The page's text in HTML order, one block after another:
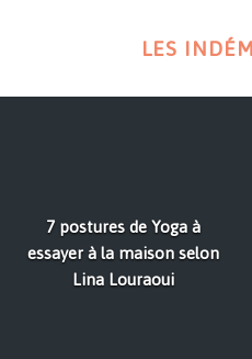
LES
7 postures de Yoga à
essayer à la maison selon
Lina Louraoui